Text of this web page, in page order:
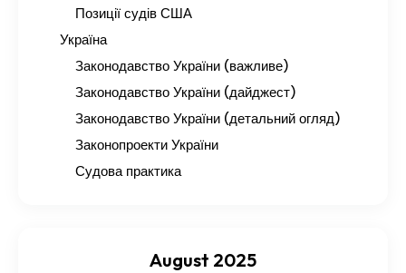
Позиції судів США
Україна
Законодавство України (важливе)
Законодавство України (дайджест)
Законодавство України (детальний огляд)
Законопроекти України
Судова практика
August 2025